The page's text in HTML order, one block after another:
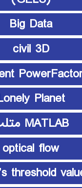
Big Data
civil 3D
Planet
MATLAB متلب
optical flow
threshold